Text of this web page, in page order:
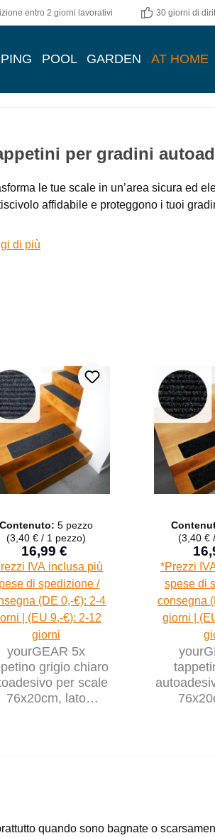
entro 2 giorni lavorativi 30 giorni di
POOL GARDEN AT HOME
per gradini
le tue scale in un’area sicura ed
affidabile e proteggono i tuoi
di più
Contenuto: 5 pezzo
(3,40 € / 1 pezzo)
Prezzo di vendita:
16,99 €
Prezzo normale:
IVA inclusa più
di spedizione /
(DE 0,-€): 2-4
| (EU 9,-€): 2-12
giorni
yourGEAR 5x
grigio chiaro
per scale
76x20cm, lato
(3,40 €
*Prezzi
spese di
consegna
giorni |
quando sono bagnate o